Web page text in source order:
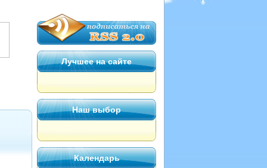
Лучшее на сайте
Наш выбор
Календарь